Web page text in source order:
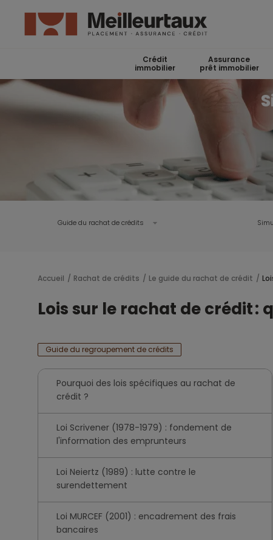
Crédit
immobilier
Assurance
prêt immobilier
Guide du rachat de crédits
Accueil Rachat de crédits Le guide du rachat de crédit
Lois sur le rachat de crédit :
Guide du regroupement de crédits
Pourquoi des lois spécifiques au rachat de
crédit ?
Loi Scrivener (1978-1979) : fondement de
l'information des emprunteurs
Loi Neiertz (1989) : lutte contre le
surendettement
Loi MURCEF (2001) : encadrement des frais
bancaires